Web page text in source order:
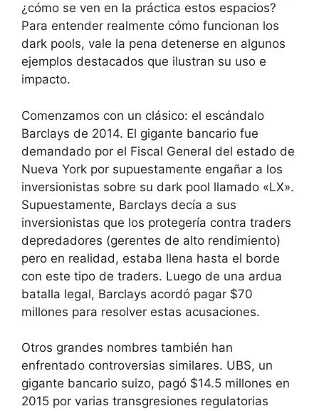
¿cómo se ven en la práctica estos espacios?
Para entender realmente cómo funcionan los
dark pools, vale la pena detenerse en algunos
ejemplos destacados que ilustran su uso e
impacto.
Comenzamos con un clásico: el escándalo
Barclays de 2014. El gigante bancario fue
demandado por el Fiscal General del estado de
Nueva York por supuestamente engañar a los
inversionistas sobre su dark pool llamado «LX».
Supuestamente, Barclays decía a sus
inversionistas que los protegería contra traders
depredadores (gerentes de alto rendimiento)
pero en realidad, estaba llena hasta el borde
con este tipo de traders. Luego de una ardua
batalla legal, Barclays acordó pagar $70
millones para resolver estas acusaciones.
Otros grandes nombres también han
enfrentado controversias similares. UBS, un
gigante bancario suizo, pagó $14.5 millones en
2015 por varias transgresiones regulatorias